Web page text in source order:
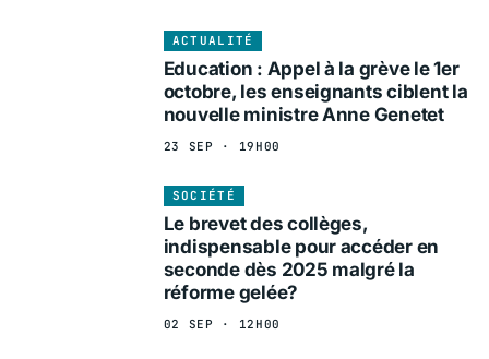
ACTUALITÉ
Education : Appel à la grève le 1er
octobre, les enseignants ciblent la
nouvelle ministre Anne Genetet
23 SEP · 19H00
SOCIÉTÉ
Le brevet des collèges,
indispensable pour accéder en
seconde dès 2025 malgré la
réforme gelée?
02 SEP · 12H00